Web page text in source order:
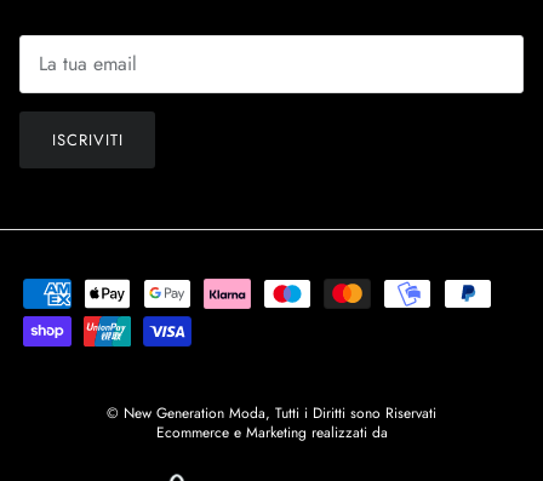
ISCRIVITI
© New Generation Moda, Tutti i Diritti sono Riservati
Ecommerce e Marketing realizzati da